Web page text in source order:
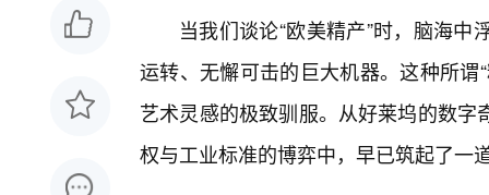
当我们谈论“欧美精产”时，脑海
运转、无懈可击的巨大机器。这种所
艺术灵感的极致驯服。从好莱坞的数
权与工业标准的博弈中，早已筑起了一